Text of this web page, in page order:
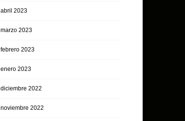
abril 2023
marzo 2023
febrero 2023
enero 2023
diciembre 2022
noviembre 2022